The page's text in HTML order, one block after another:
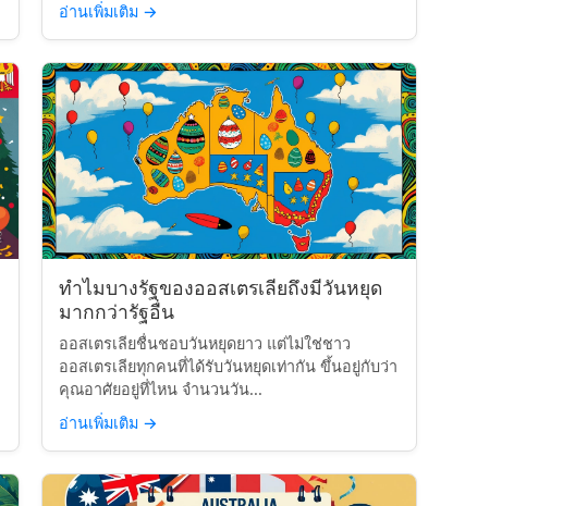
อ่านเพิ่มเติม →
ทำไมบางรัฐของออสเตรเลียถึงมีวันหยุด
มากกว่ารัฐอื่น
ออสเตรเลียชื่นชอบวันหยุดยาว แต่ไม่ใช่ชาว
ออสเตรเลียทุกคนที่ได้รับวันหยุดเท่ากัน ขึ้นอยู่กับว่า
คุณอาศัยอยู่ที่ไหน จำนวนวัน...
อ่านเพิ่มเติม →